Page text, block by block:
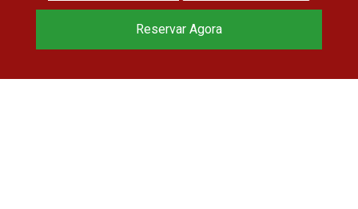
Reservar Agora